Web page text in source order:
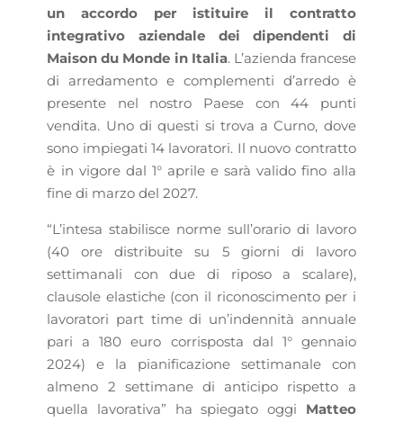
unaccordo per istituire il contratto
integrativo aziendale dei dipendenti di
Maison du Monde in Italia. L’azienda francese
di arredamento e complementi d’arredo è
presente nel nostro Paese con 44 punti
vendita. Uno di questi si trova a Curno, dove
sono impiegati 14 lavoratori. Il nuovo contratto
è in vigore dal 1° aprile e sarà valido fino alla
fine di marzo del 2027.
“L’intesa stabilisce norme sull’orario di lavoro
(40 ore distribuite su 5 giorni di lavoro
settimanali con due di riposo a scalare),
clausole elastiche (con il riconoscimento per i
lavoratori part time di un’indennità annuale
pari a 180 euro corrisposta dal 1° gennaio
2024) e la pianificazione settimanale con
almeno 2 settimane di anticipo rispetto a
quella lavorativa” ha spiegato oggi Matteo